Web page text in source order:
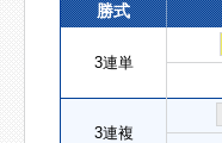
勝式
3連単
3連複